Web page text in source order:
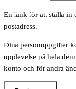
En länk för att ställa in
postadress.
Dina personuppgifter
upplevelse på hela
konto och för andra